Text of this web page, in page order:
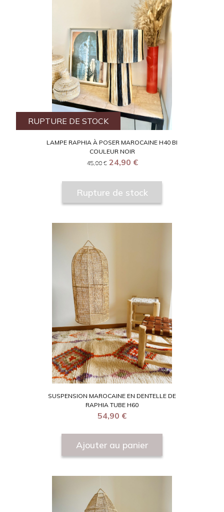
RUPTURE DE STOCK
LAMPE RAPHIA À POSER MAROCAINE H40 BI
COULEUR NOIR
45,00 € 24,90 €
Rupture de stock
SUSPENSION MAROCAINE EN DENTELLE DE
RAPHIA TUBE H60
54,90 €
Ajouter au panier